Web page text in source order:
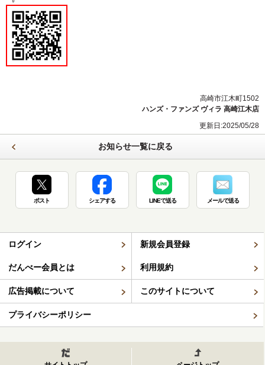
高崎市江木町1502
ハンズ・ファンズ ヴィラ 高崎江木店
更新日:2025/05/28
お知らせ一覧に戻る
ポスト シェアする LINEで送る メールで送る
ログイン 新規会員登録
だんべー会員とは 利用規約
広告掲載について このサイトについて
プライバシーポリシー